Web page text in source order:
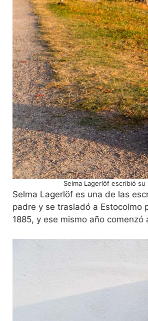
Selma Lagerlöf escribió
Selma Lagerlöf es una de las
padre y se trasladó a Estocolmo
1885, y ese mismo año